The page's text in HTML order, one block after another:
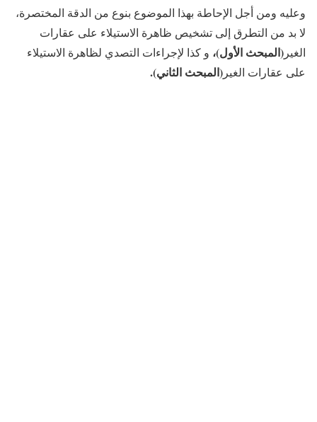
وعليه ومن أجل الإحاطة بهذا الموضوع بنوع من الدقة المختصرة،
لا بد من التطرق إلى تشخيص ظاهرة الاستيلاء على عقارات
الغير (المبحث الأول)، و كذا لإجراءات التصدي لظاهرة الاستيلاء
على عقارات الغير (المبحث الثاني).